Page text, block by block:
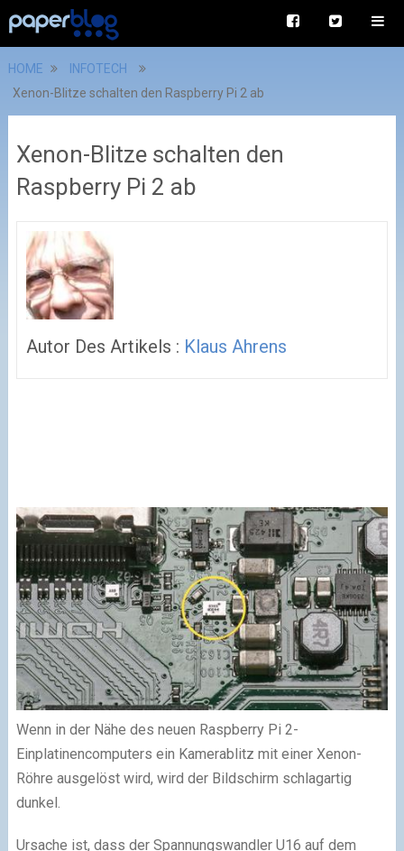
HOME
INFOTECH
Xenon-Blitze schalten den Raspberry Pi 2 ab
Xenon-Blitze schalten den
Raspberry Pi 2 ab
Autor Des Artikels : Klaus Ahrens
Wenn in der Nähe des neuen Raspberry Pi 2-
Einplatinencomputers ein Kamerablitz mit einer Xenon-
Röhre ausgelöst wird, wird der Bildschirm schlagartig
dunkel.
Ursache ist, dass der Spannungswandler U16 auf dem